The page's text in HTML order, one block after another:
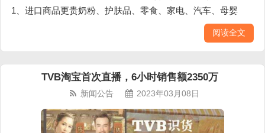
1、进口商品更贵奶粉、护肤品、零食、家电、汽车、母婴
阅读全文
TVB淘宝首次直播，6小时销售额2350万
新闻公告 2023年03月08日